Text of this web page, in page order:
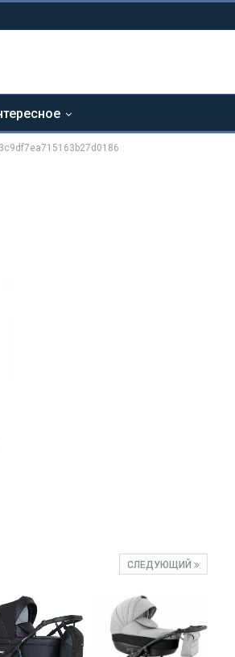
СЛЕДУЮЩИЙ